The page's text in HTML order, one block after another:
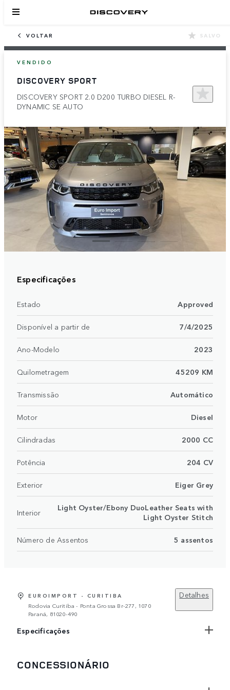
VOLTAR SALVO
VENDIDO
DISCOVERY SPORT
DISCOVERY SPORT 2.0 D200 TURBO DIESEL R-
DYNAMIC SE AUTO
Especificações
Estado Approved
Disponível a partir de 7/4/2025
Ano-Modelo 2023
Quilometragem 45209 KM
Transmissão Automático
Motor Diesel
Cilindradas 2000 CC
Potência 204 CV
Exterior Eiger Grey
Interior
Light Oyster/Ebony DuoLeather Seats with
Light Oyster Stitch
Número de Assentos 5 assentos
EUROIMPORT - CURITIBA
Rodovia Curitiba - Ponta Grossa Br-277, 1070
Paraná, 81020-490
Detalhes
Especificações
CONCESSIONÁRIO